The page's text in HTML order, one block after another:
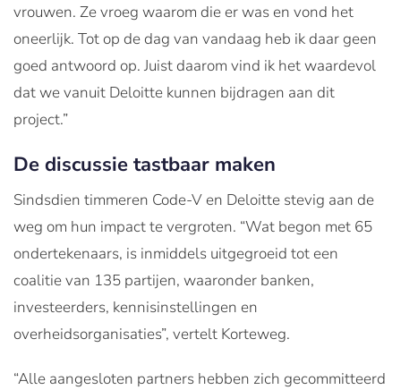
vrouwen. Ze vroeg waarom die er was en vond het
oneerlijk. Tot op de dag van vandaag heb ik daar geen
goed antwoord op. Juist daarom vind ik het waardevol
dat we vanuit Deloitte kunnen bijdragen aan dit
project.”
De discussie tastbaar maken
Sindsdien timmeren Code-V en Deloitte stevig aan de
weg om hun impact te vergroten. “Wat begon met 65
ondertekenaars, is inmiddels uitgegroeid tot een
coalitie van 135 partijen, waaronder banken,
investeerders, kennisinstellingen en
overheidsorganisaties”, vertelt Korteweg.
“Alle aangesloten partners hebben zich gecommitteerd